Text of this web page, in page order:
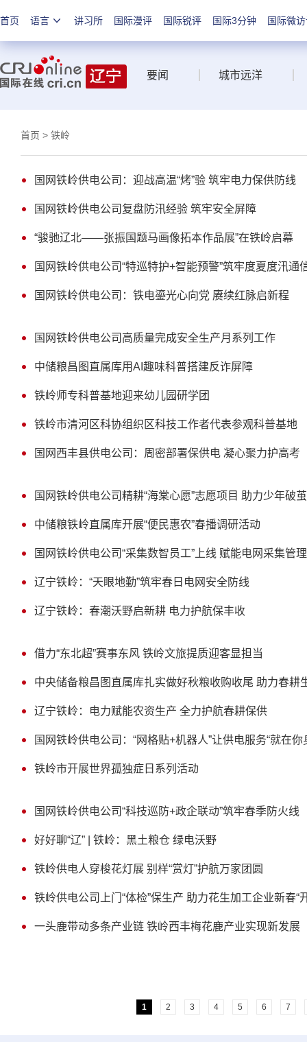
首页 语言 讲习所 国际漫评 国际锐评 国际3分钟 国际微
要闻 城市远洋
首页 > 铁岭
国网铁岭供电公司：迎战高温“烤”验 筑牢电力保供防线
国网铁岭供电公司复盘防汛经验 筑牢安全屏障
“骏驰辽北——张振国题马画像拓本作品展”在铁岭启幕
国网铁岭供电公司“特巡特护+智能预警”筑牢度夏度汛通
国网铁岭供电公司：铁电鎏光心向党 赓续红脉启新程
国网铁岭供电公司高质量完成安全生产月系列工作
中储粮昌图直属库用AI趣味科普搭建反诈屏障
铁岭师专科普基地迎来幼儿园研学团
铁岭市清河区科协组织区科技工作者代表参观科普基地
国网西丰县供电公司：周密部署保供电 凝心聚力护高考
国网铁岭供电公司精耕“海棠心愿”志愿项目 助力少年破
中储粮铁岭直属库开展“便民惠农”春播调研活动
国网铁岭供电公司“采集数智员工”上线 赋能电网采集管
辽宁铁岭：“天眼地勤”筑牢春日电网安全防线
辽宁铁岭：春潮沃野启新耕 电力护航保丰收
借力“东北超”赛事东风 铁岭文旅提质迎客显担当
中央储备粮昌图直属库扎实做好秋粮收购收尾 助力春耕
辽宁铁岭：电力赋能农资生产 全力护航春耕保供
国网铁岭供电公司：“网格贴+机器人”让供电服务“就在你
铁岭市开展世界孤独症日系列活动
国网铁岭供电公司“科技巡防+政企联动”筑牢春季防火线
好好聊“辽” | 铁岭：黑土粮仓 绿电沃野
铁岭供电人穿梭花灯展 别样“赏灯”护航万家团圆
铁岭供电公司上门“体检”保生产 助力花生加工企业新春“
一头鹿带动多条产业链 铁岭西丰梅花鹿产业实现新发展
1 2 3 4 5 6 7